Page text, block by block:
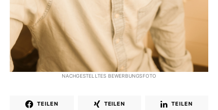
NACHGESTELLTES BEWERBUNGSFOTO
TEILEN TEILEN TEILEN